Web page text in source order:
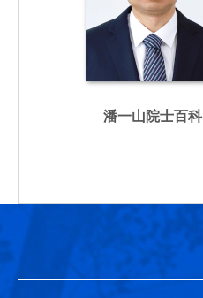
潘一山院士百科